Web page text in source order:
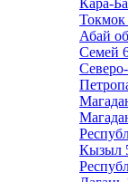
Кара-
Токмок
Абай
Семей
Кызыл